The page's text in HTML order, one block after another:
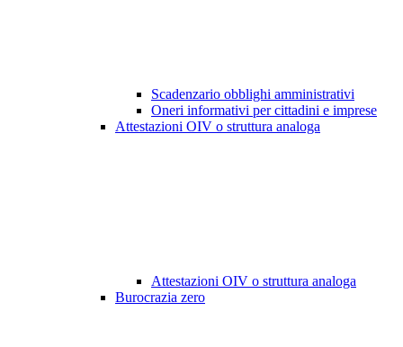
Scadenzario obblighi amministrativi
Oneri informativi per cittadini e imprese
Attestazioni OIV o struttura analoga
Attestazioni OIV o struttura analoga
Burocrazia zero